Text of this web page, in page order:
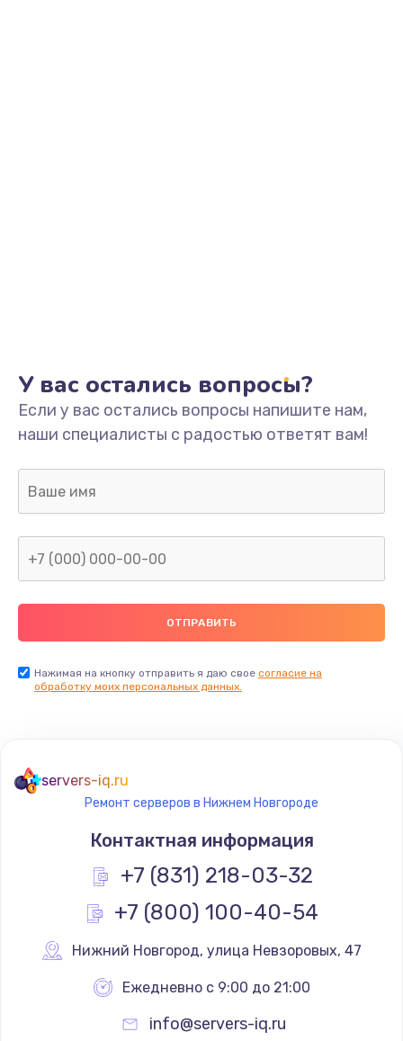
У вас остались вопросы?
Если у вас остались вопросы напишите нам,
наши специалисты с радостью ответят вам!
Нажимая на кнопку отправить я даю свое согласие на
обработку моих персональных данных.
servers-iq.ru
Ремонт серверов в Нижнем Новгороде
Контактная информация
+7 (831) 218-03-32
+7 (800) 100-40-54
Нижний Новгород, улица Невзоровых, 47
Ежедневно с 9:00 до 21:00
info@servers-iq.ru